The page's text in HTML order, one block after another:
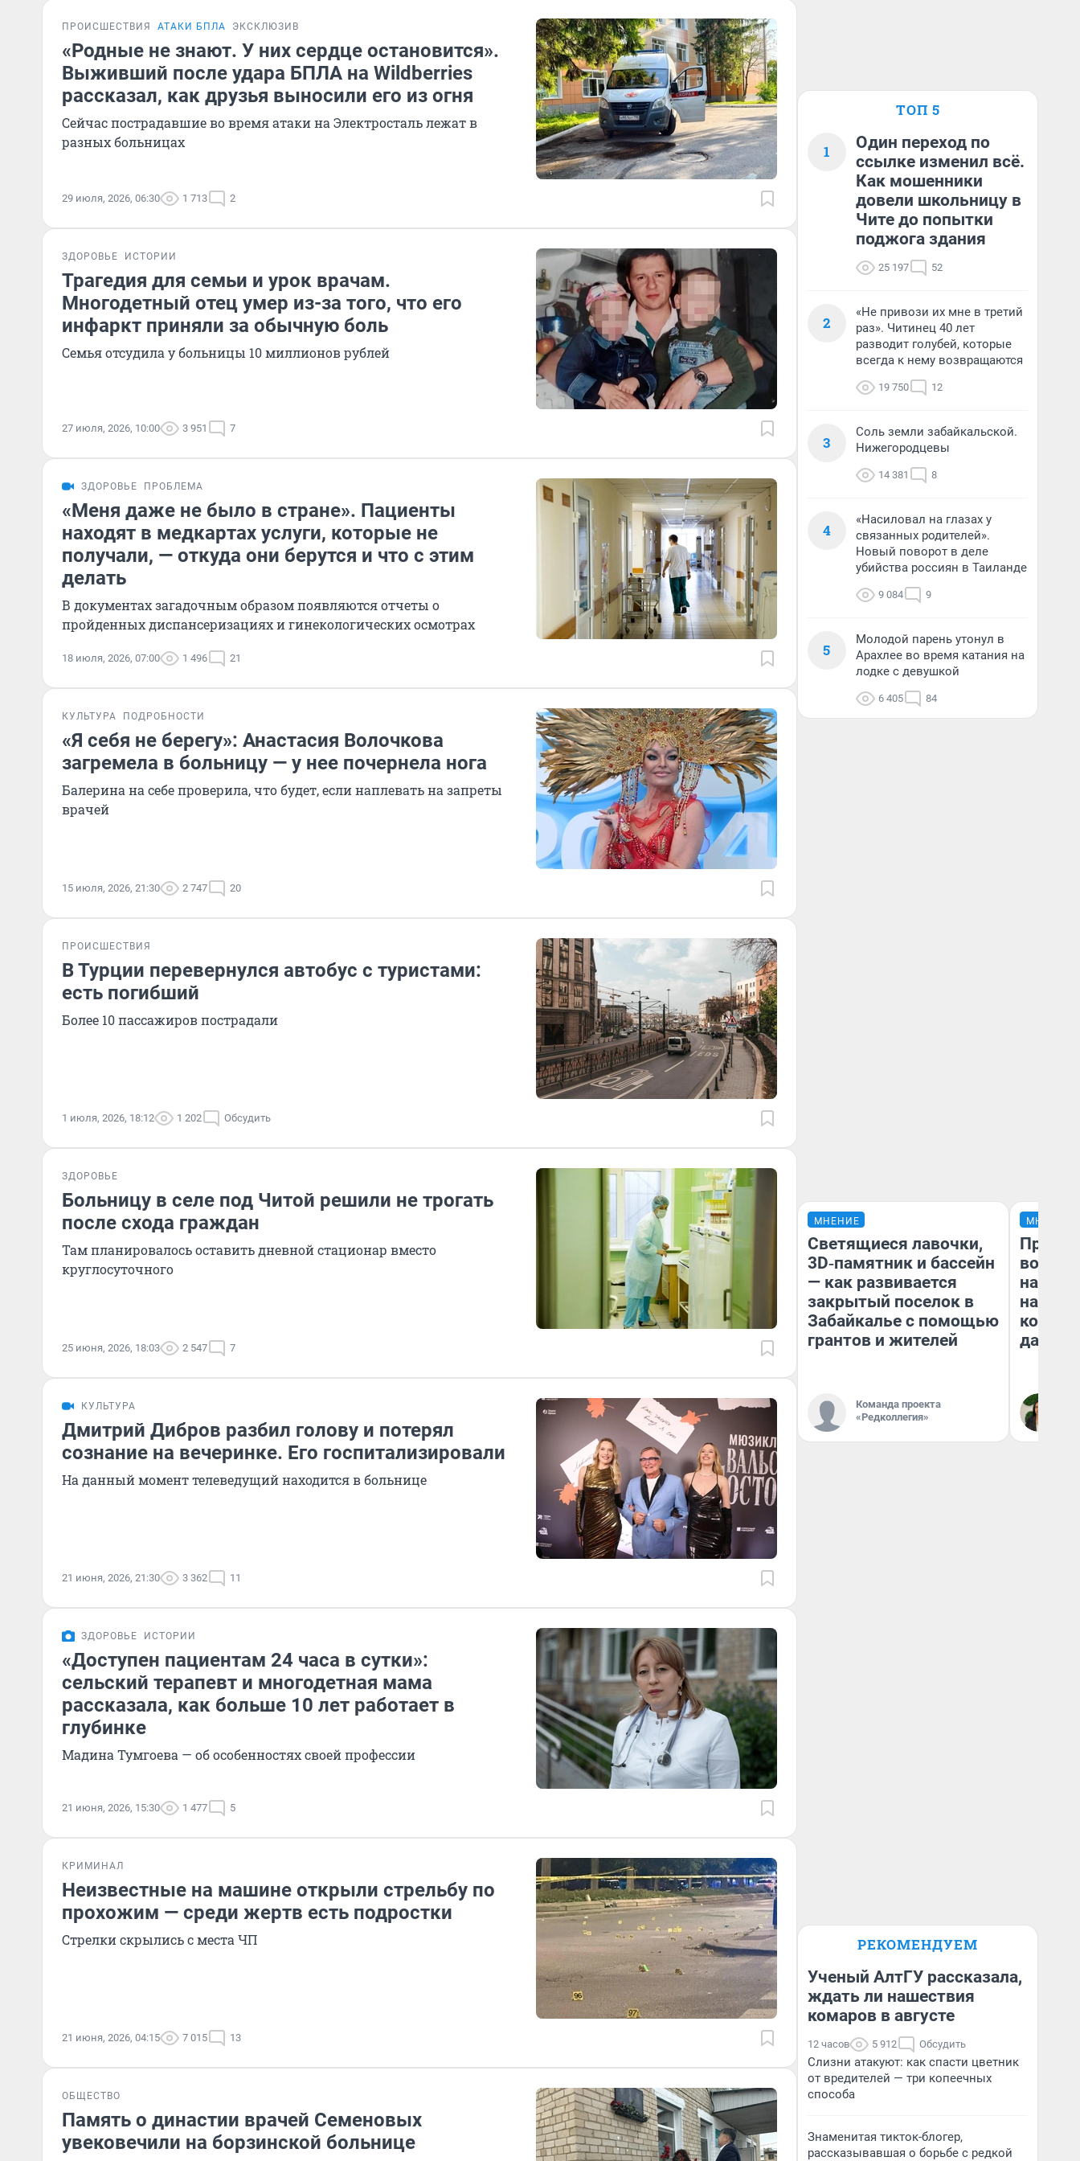
ПРОИСШЕСТВИЯ АТАКИ БПЛА ЭКСКЛЮЗИВ
«Родные не знают. У них сердце остановится».
Выживший после удара БПЛА на Wildberries
рассказал, как друзья выносили его из огня
Сейчас пострадавшие во время атаки на Электросталь лежат в
разных больницах
29 июля, 2026, 06:30 1 713 2
ЗДОРОВЬЕ ИСТОРИИ
Трагедия для семьи и урок врачам.
Многодетный отец умер из-за того, что его
инфаркт приняли за обычную боль
Семья отсудила у больницы 10 миллионов рублей
27 июля, 2026, 10:00 3 951 7
ЗДОРОВЬЕ ПРОБЛЕМА
«Меня даже не было в стране». Пациенты
находят в медкартах услуги, которые не
получали, — откуда они берутся и что с этим
делать
В документах загадочным образом появляются отчеты о
пройденных диспансеризациях и гинекологических осмотрах
18 июля, 2026, 07:00 1 496 21
КУЛЬТУРА ПОДРОБНОСТИ
«Я себя не берегу»: Анастасия Волочкова
загремела в больницу — у нее почернела нога
Балерина на себе проверила, что будет, если наплевать на запреты
врачей
15 июля, 2026, 21:30 2 747 20
ПРОИСШЕСТВИЯ
В Турции перевернулся автобус с туристами:
есть погибший
Более 10 пассажиров пострадали
1 июля, 2026, 18:12 1 202 Обсудить
ЗДОРОВЬЕ
Больницу в селе под Читой решили не трогать
после схода граждан
Там планировалось оставить дневной стационар вместо
круглосуточного
25 июня, 2026, 18:03 2 547 7
КУЛЬТУРА
Дмитрий Дибров разбил голову и потерял
сознание на вечеринке. Его госпитализировали
На данный момент телеведущий находится в больнице
21 июня, 2026, 21:30 3 362 11
ЗДОРОВЬЕ ИСТОРИИ
«Доступен пациентам 24 часа в сутки»:
сельский терапевт и многодетная мама
рассказала, как больше 10 лет работает в
глубинке
Мадина Тумгоева — об особенностях своей профессии
21 июня, 2026, 15:30 1 477 5
КРИМИНАЛ
Неизвестные на машине открыли стрельбу по
прохожим — среди жертв есть подростки
Стрелки скрылись с места ЧП
21 июня, 2026, 04:15 7 015 13
ОБЩЕСТВО
Память о династии врачей Семеновых
увековечили на борзинской больнице
ТОП 5
1
Один переход по
ссылке изменил всё.
Как мошенники
довели школьницу в
Чите до попытки
поджога здания
25 197 52
2
«Не привози их мне в третий
раз». Читинец 40 лет
разводит голубей, которые
всегда к нему возвращаются
19 750 12
3
Соль земли забайкальской.
Нижегородцевы
14 381 8
4
«Насиловал на глазах у
связанных родителей».
Новый поворот в деле
убийства россиян в Таиланде
9 084 9
5
Молодой парень утонул в
Арахлее во время катания на
лодке с девушкой
6 405 84
МНЕНИЕ
Светящиеся лавочки,
3D‑памятник и бассейн
— как развивается
закрытый поселок в
Забайкалье с помощью
грантов и жителей
Команда проекта
«Редколлегия»
МНЕНИЕ
нам
даже
РЕКОМЕНДУЕМ
Ученый АлтГУ рассказала,
ждать ли нашествия
комаров в августе
12 часов 5 912 Обсудить
Слизни атакуют: как спасти цветник
от вредителей — три копеечных
способа
Знаменитая тикток-блогер,
рассказывавшая о борьбе с редкой